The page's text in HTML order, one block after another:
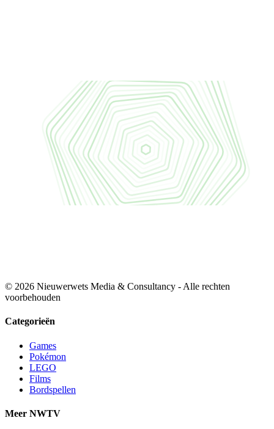
© 2026 Nieuwerwets Media & Consultancy - Alle rechten
voorbehouden
Categorieën
Games
Pokémon
LEGO
Films
Bordspellen
Meer NWTV